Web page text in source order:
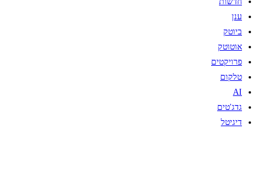
ענן
ביוטק
אוטוטק
פרויקטים
טלקום
AI
גדג'טים
דיגיטל